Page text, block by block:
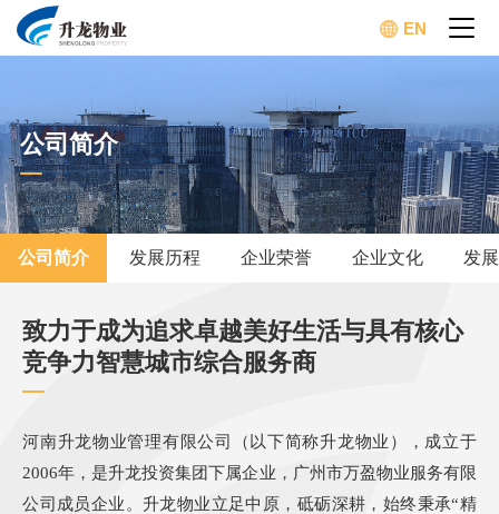
EN
公司简介
公司简介 发展历程 企业荣誉 企业文化 发
致力于成为追求卓越美好生活与具有核心
竞争力智慧城市综合服务商
河南升龙物业管理有限公司（以下简称升龙物业），成立于
2006年，是升龙投资集团下属企业，广州市万盈物业服务有限
公司成员企业。升龙物业立足中原，砥砺深耕，始终秉承“精